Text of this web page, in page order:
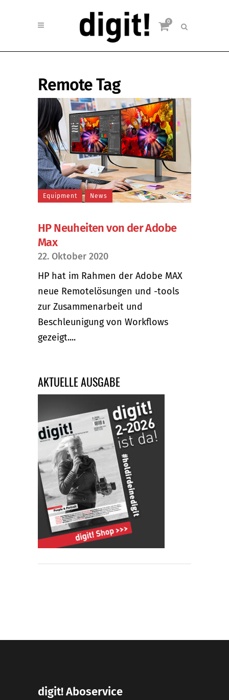
0
Remote Tag
Equipment News
HP Neuheiten von der Adobe
Max
22. Oktober 2020
HP hat im Rahmen der Adobe MAX
neue Remotelösungen und -tools
zur Zusammenarbeit und
Beschleunigung von Workflows
gezeigt....
AKTUELLE AUSGABE
digit! Aboservice